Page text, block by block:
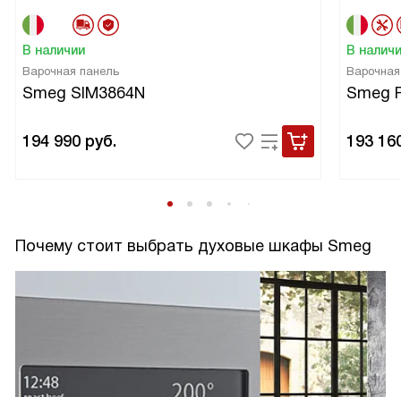
В наличии
Варочная панель
Smeg SIM3864N
194 990 руб.
В
Smeg
193
Почему стоит выбрать духовые шкафы Smeg